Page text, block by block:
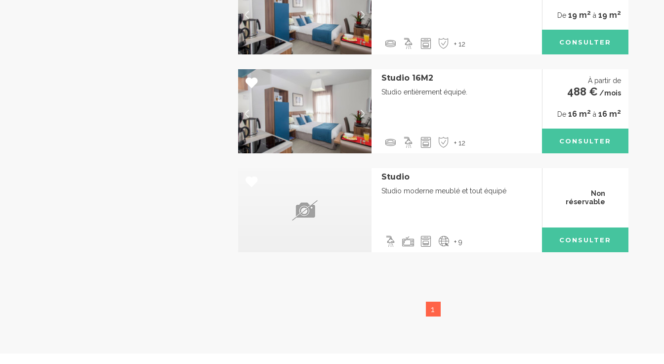
+ 12
De 19 m2 à 19 m2
CONSULTER
Studio 16M2
Studio entièrement équipé.
+ 12
À partir de
488 € /mois
De 16 m2 à 16 m2
CONSULTER
Studio
Studio moderne meublé et tout équipé
+ 9
Non
réservable
CONSULTER
1